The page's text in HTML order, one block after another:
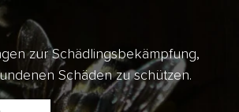
zur Schädlingsbekämpfung,
Schäden zu schützen.